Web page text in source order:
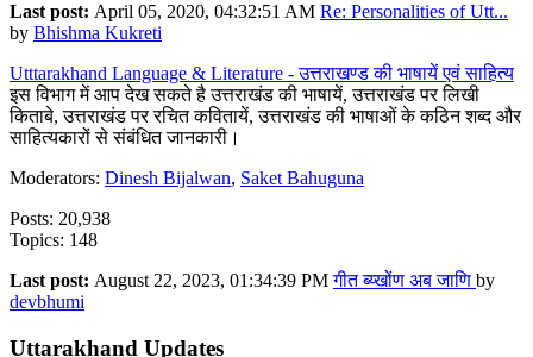
Last post: April 05, 2020, 04:32:51 AM Re: Personalities of Utt...
by Bhishma Kukreti
Utttarakhand Language & Literature - उत्तराखण्ड की भाषायें एवं साहित्य
इस विभाग में आप देख सकते है उत्तराखंड की भाषायें, उत्तराखंड पर लिखी
किताबे, उत्तराखंड पर रचित कवितायें, उत्तराखंड की भाषाओं के कठिन शब्द और
साहित्यकारों से संबंधित जानकारी।
Moderators: Dinesh Bijalwan, Saket Bahuguna
Posts: 20,938
Topics: 148
Last post: August 22, 2023, 01:34:39 PMगीत ब्य्खोंण अब जाणि by
devbhumi
Uttarakhand Updates